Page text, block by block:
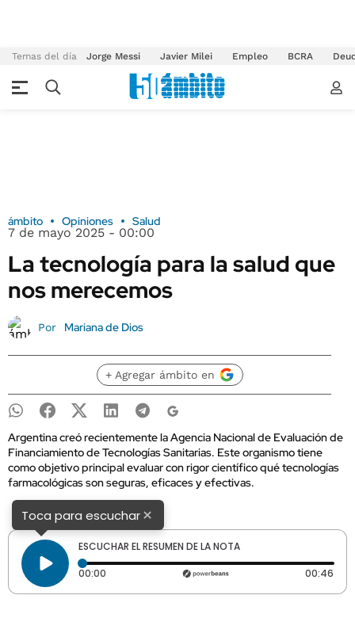
Temas del día Jorge Messi Javier Milei Empleo BCRA
ámbito Opiniones Salud
7 de mayo 2025 - 00:00
La tecnología para la salud que
nos merecemos
Por Mariana de Dios
+ Agregar ámbito en
Argentina creó recientemente la Agencia Nacional de Evaluación de
Financiamiento de Tecnologías Sanitarias. Este organismo tiene
como objetivo principal evaluar con rigor científico qué tecnologías
farmacológicas son seguras, eficaces y efectivas.
Toca para escuchar×
ESCUCHAR EL RESUMEN DE LA NOTA
00:00 Tiempo transcurrido: 0 segundos 00:46